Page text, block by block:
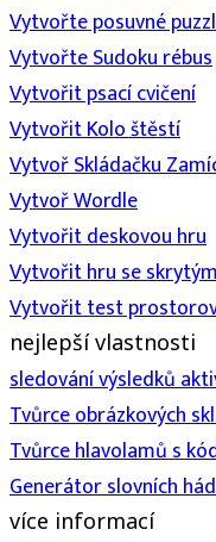
Vytvořte posuvné
Vytvořte Sudoku rébus
Vytvořit psací cvičení
Vytvořit Kolo štěstí
Vytvoř Skládačku
Vytvoř Wordle
Vytvořit deskovou hru
Vytvořit hru se
Vytvořit test
nejlepší vlastnosti
sledování výsledků
Tvůrce obrázkových
Tvůrce hlavolamů s
Generátor slovních
více informací